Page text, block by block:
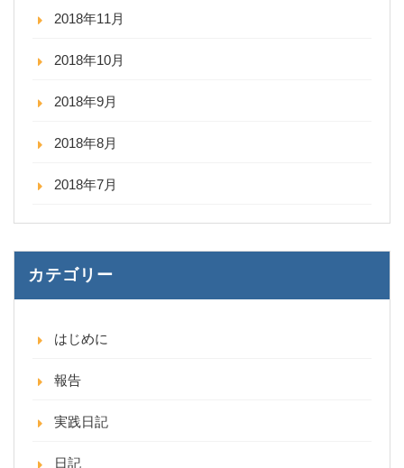
2018年11月
2018年10月
2018年9月
2018年8月
2018年7月
カテゴリー
はじめに
報告
実践日記
日記